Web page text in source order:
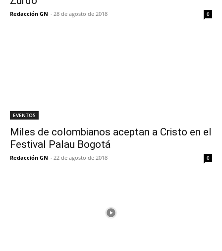
Redacción GN - 28 de agosto de 2018 0
EVENTOS
Miles de colombianos aceptan a Cristo en el
Festival Palau Bogotá
Redacción GN - 22 de agosto de 2018 0